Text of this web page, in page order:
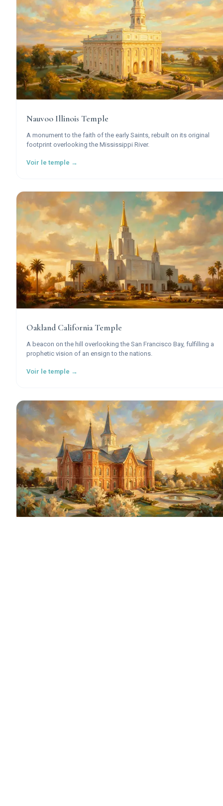
Nauvoo Illinois Temple
A monument to the faith of the early Saints, rebuilt on its original
footprint overlooking the Mississippi River.
Voir le temple →
Oakland California Temple
A beacon on the hill overlooking the San Francisco Bay, fulfilling a
prophetic vision of an ensign to the nations.
Voir le temple →